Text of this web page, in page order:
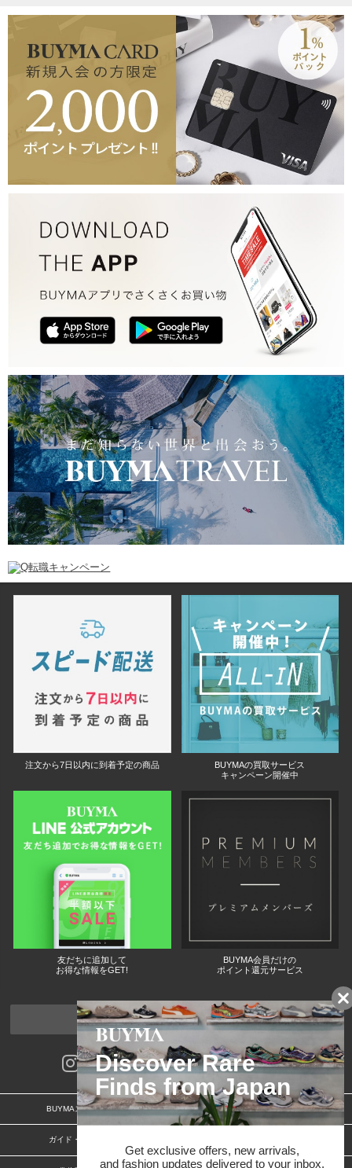
注文から7日以内に到着予定の商品
BUYMAの買取サービス
キャンペーン開催中
友だちに追加して
お得な情報をGET!
BUYMA会員だけの
ポイント還元サービス
ページトップへ
BUYMAスタートガイド 安心への取り組み
ガイド・お問い合わせ